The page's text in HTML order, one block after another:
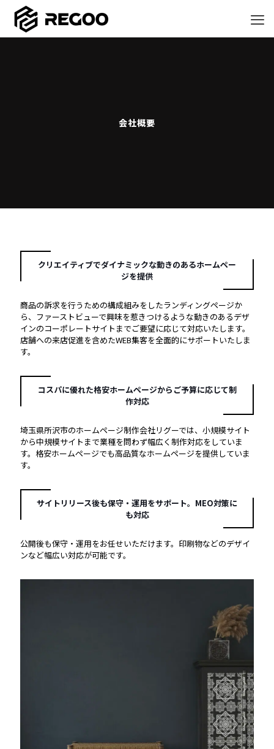
会社概要
クリエイティブでダイナミックな動きのあるホームペー
ジを提供
商品の訴求を行うための構成組みをしたランディングページか
ら、ファーストビューで興味を惹きつけるような動きのあるデザ
インのコーポレートサイトまでご要望に応じて対応いたします。
店舗への来店促進を含めたWEB集客を全面的にサポートいたしま
す。
コスパに優れた格安ホームページからご予算に応じて制
作対応
埼玉県所沢市のホームページ制作会社リグーでは、小規模サイト
から中規模サイトまで業種を問わず幅広く制作対応をしていま
す。格安ホームページでも高品質なホームページを提供していま
す。
サイトリリース後も保守・運用をサポート。MEO対策に
も対応
公開後も保守・運用をお任せいただけます。印刷物などのデザイ
ンなど幅広い対応が可能です。